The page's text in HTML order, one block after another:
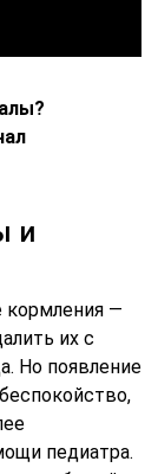
и
кормления —
их с
Но появление
педиатра.